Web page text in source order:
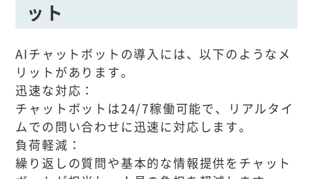
ット
AIチャットボットの導入には、以下のようなメ
リットがあります。
迅速な対応：
チャットボットは24/7稼働可能で、リアルタイ
ムでの問い合わせに迅速に対応します。
負荷軽減：
繰り返しの質問や基本的な情報提供をチャット